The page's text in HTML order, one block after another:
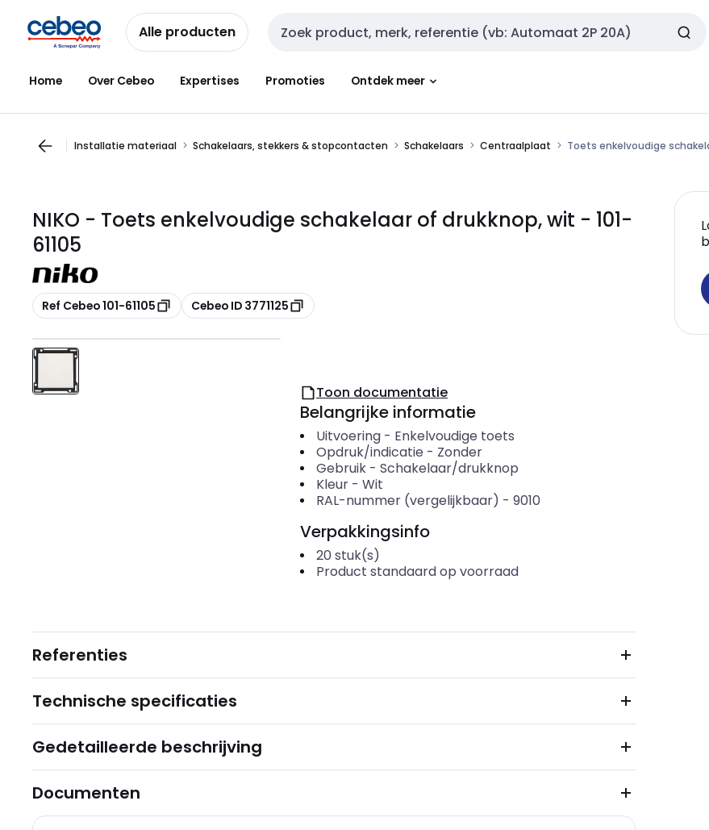
naar
navigatie
naar
inhoud
Alle producten Zoekveld invoer
Home Over Cebeo Expertises Promoties Ontdek meer
Installatie materiaal Schakelaars, stekkers & stopcontacten Schakelaars Centraalplaat Toets enkelvoudige
NIKO - Toets enkelvoudige schakelaar of drukknop, wit - 101-
61105
Kopiëren
Ref Cebeo 101-61105 Kopiëren
Cebeo ID 3771125
Toon documentatie
Belangrijke informatie
Uitvoering- Enkelvoudige toets
Opdruk/indicatie - Zonder
Gebruik- Schakelaar/drukknop
Kleur- Wit
RAL-nummer (vergelijkbaar) - 9010
Verpakkingsinfo
20 stuk(s)
Product standaard op voorraad
Referenties
Technische specificaties
Gedetailleerde beschrijving
Documenten